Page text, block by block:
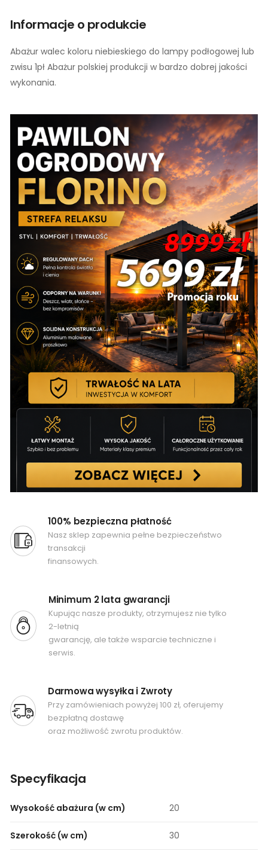
Informacje o produkcie
Abażur walec koloru niebieskiego do lampy podłogowej lub
zwisu 1pł Abażur polskiej produkcji w bardzo dobrej jakości
wykonania.
100% bezpieczna płatność
Nasz sklep zapewnia pełne bezpieczeństwo
transakcji
finansowych.
Minimum 2 lata gwarancji
Kupując nasze produkty, otrzymujesz nie tylko
2-letnią
gwarancję, ale także wsparcie techniczne i
serwis.
Darmowa wysyłka i Zwroty
Przy zamówieniach powyżej 100 zł, oferujemy
bezpłatną dostawę
oraz możliwość zwrotu produktów.
Specyfikacja
Wysokość abażura (w cm) 20
Szerokość (w cm) 30